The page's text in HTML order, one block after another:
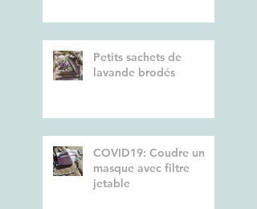
Petits sachets de
lavande brodés
COVID19: Coudre un
masque avec filtre
jetable